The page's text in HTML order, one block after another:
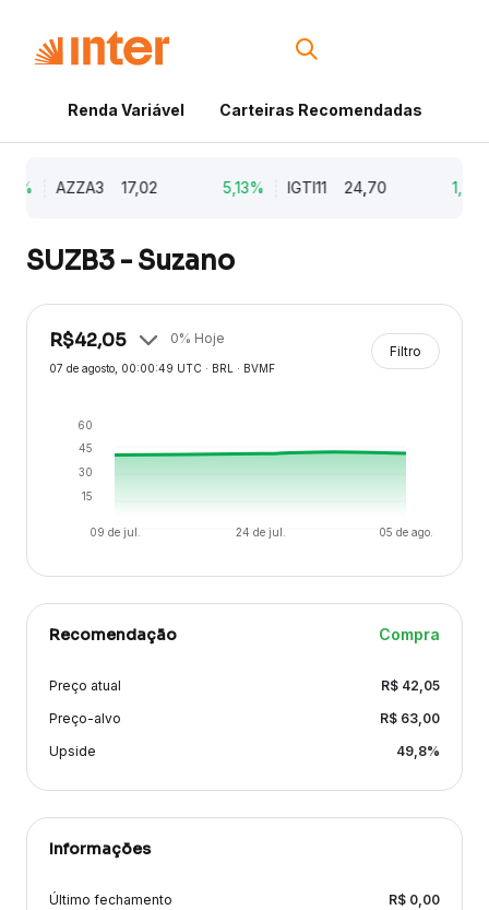
Renda Variável Carteiras Recomendadas
AZZA3 17,02 5,13% IGTI11 24,70 1,77%
SUZB3 - Suzano
R$42,05 0% Hoje
07 de agosto , 00:00:49 UTC · BRL · BVMF
Filtro
09 de jul. 24 de jul. 05 de ago.
15
30
45
60
Recomendação Compra
Preço atual R$ 42,05
Preço-alvo
R$ 63,00
Upside
49,8%
Informações
Último fechamento R$ 0,00